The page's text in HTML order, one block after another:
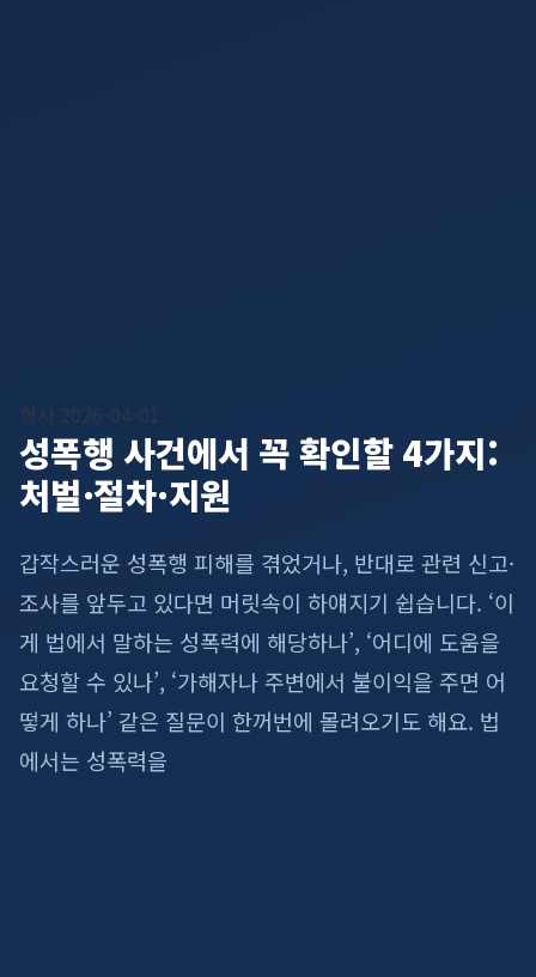
형사 2026-04-01
성폭행 사건에서 꼭 확인할 4가지:
처벌·절차·지원
갑작스러운 성폭행 피해를 겪었거나, 반대로 관련 신고·
조사를 앞두고 있다면 머릿속이 하얘지기 쉽습니다. ‘이
게 법에서 말하는 성폭력에 해당하나’, ‘어디에 도움을
요청할 수 있나’, ‘가해자나 주변에서 불이익을 주면 어
떻게 하나’ 같은 질문이 한꺼번에 몰려오기도 해요. 법
에서는 성폭력을